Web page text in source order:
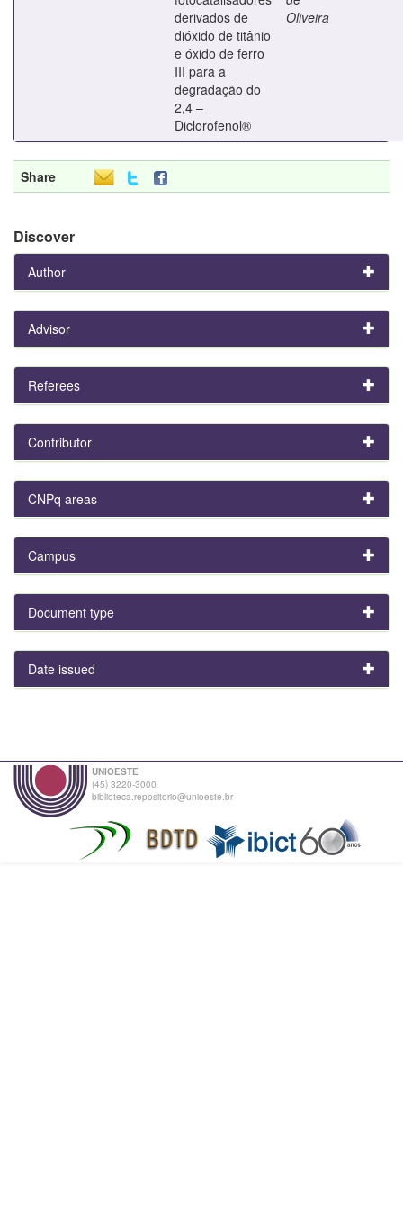
derivados de
dióxido de titânio
e óxido de ferro
III para a
degradação do
2,4 –
Diclorofenol®
Oliveira
Share
Discover
Author
Advisor
Referees
Contributor
CNPq areas
Campus
Document type
Date issued
UNIOESTE
(45) 3220-3000
biblioteca.repositorio@unioeste.br